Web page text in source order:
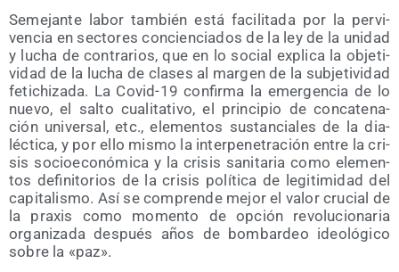
Seme­jan­te labor tam­bién está faci­li­ta­da por la per­vi­
ven­cia en sec­to­res con­cien­cia­dos de la ley de la uni­dad
y lucha de con­tra­rios, que en lo social expli­ca la obje­ti­
vi­dad de la lucha de cla­ses al mar­gen de la sub­je­ti­vi­dad
feti­chi­za­da. La Covid-19 con­fir­ma la emer­gen­cia de lo
nue­vo, el sal­to cua­li­ta­ti­vo, el prin­ci­pio de con­ca­te­na­
ción uni­ver­sal, etc., ele­men­tos sus­tan­cia­les de la dia­
léc­ti­ca, y por ello mis­mo la inter­pe­ne­tra­ción entre la cri­
sis socio­eco­nó­mi­ca y la cri­sis sani­ta­ria como ele­men­
tos defi­ni­to­rios de la cri­sis polí­ti­ca de legi­ti­mi­dad del
capi­ta­lis­mo. Así se com­pren­de mejor el valor cru­cial de
la pra­xis como momen­to de opción revo­lu­cio­na­ria
orga­ni­za­da des­pués años de bom­bar­deo ideo­ló­gi­co
sobre la «paz».